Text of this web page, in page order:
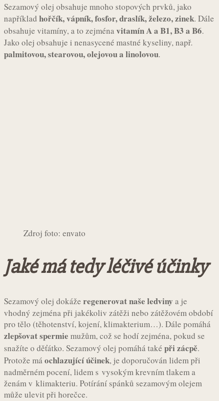
Sezamový olej obsahuje mnoho stopových prvků, jako
například hořčík, vápník, fosfor, draslík, železo, zinek. Dále
obsahuje vitamíny, a to zejménavitamín A a B1, B3 a B6.
Jako olej obsahuje i nenasycené mastné kyseliny, např.
palmitovou, stearovou, olejovou a linolovou.
Zdroj foto: envato
Jaké má tedy léčivé účinky
Sezamový olej dokáže regenerovat naše ledviny a je
vhodný zejména při jakékoliv zátěži nebo zátěžovém období
pro tělo (těhotenství, kojení, klimakterium…). Dále pomáhá
zlepšovat spermie mužům, což se hodí zejména, pokud se
snažíte o děťátko. Sezamový olej pomáhá také při zácpě.
Protože máochlazující účinek, je doporučován lidem při
nadměrném pocení, lidem s vysokým krevním tlakem a
ženám v klimakteriu. Potírání spánků sezamovým olejem
může ulevit při horečce.